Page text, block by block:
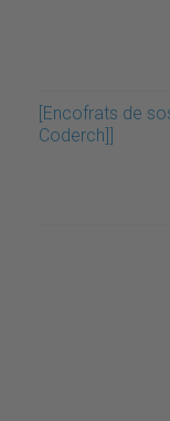
[Encofrats de
Coderch]]